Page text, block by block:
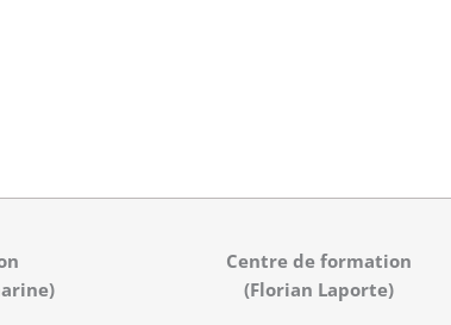
Centre de formation
(Florian Laporte)